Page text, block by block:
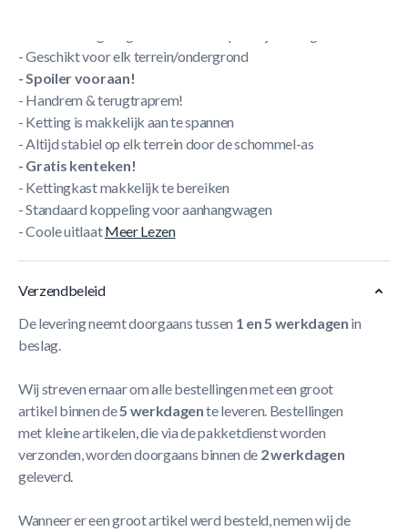
- Geschikt voor elk terrein/ondergrond
- Spoiler vooraan!
- Handrem & terugtraprem!
- Ketting is makkelijk aan te spannen
- Altijd stabiel op elk terrein door de schommel-as
- Gratis kenteken!
- Kettingkast makkelijk te bereiken
- Standaard koppeling voor aanhangwagen
- Coole uitlaatMeer Lezen
Verzendbeleid
De levering neemt doorgaans tussen 1 en 5 werkdagen in
beslag.
Wij streven ernaar om alle bestellingen met een groot
artikel binnen de5 werkdagente leveren. Bestellingen
met kleine artikelen, die via de pakketdienst worden
verzonden, worden doorgaans binnen de 2 werkdagen
geleverd.
Wanneer er een groot artikel werd besteld, nemen wij de